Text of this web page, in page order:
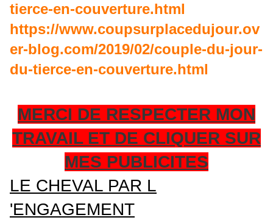
tierce-en-couverture.html
https://www.coupsurplacedujour.ov
er-blog.com/2019/02/couple-du-jour-
du-tierce-en-couverture.html
MERCI DE RESPECTER MON
TRAVAIL ET DE CLIQUER SUR
MES PUBLICITES
LE CHEVAL PAR L
'ENGAGEMENT